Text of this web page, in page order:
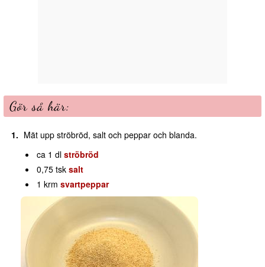
Gör så här:
Mät upp ströbröd, salt och peppar och blanda.
ca 1 dlströbröd
0,75 tsksalt
1 krmsvartpeppar